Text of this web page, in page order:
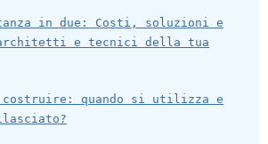
in due: Costi, soluzioni e
e tecnici della tua
costruire: quando si utilizza e